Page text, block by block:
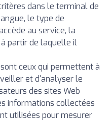
dans le terminal de
le type de
au service, la
partir de laquelle il
ceux qui permettent à
et d'analyser le
des sites Web
informations collectées
utilisées pour mesurer